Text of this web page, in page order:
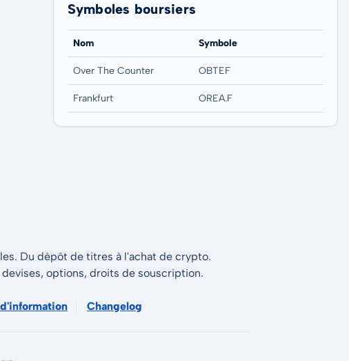
Symboles boursiers
Nom Symbole
Over The Counter OBTEF
Frankfurt OREA.F
Du dépôt de titres à l'achat de crypto.
options, droits de souscription.
Changelog